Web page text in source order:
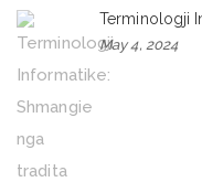
Terminologji
May 4, 2024